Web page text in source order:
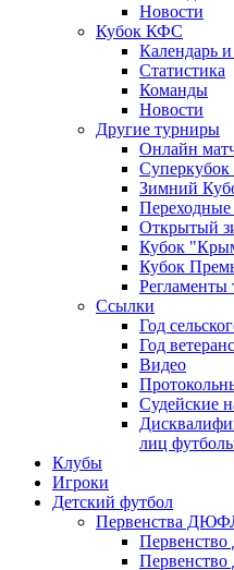
Новости
Кубок КФС
Календарь и
Статистика
Команды
Новости
Другие турниры
Онлайн
Зимний
Открытый
Кубок
Кубок
Ссылки
Год
Год
Видео
Судейские
лиц
Клубы
Игроки
Детский футбол
Первенства